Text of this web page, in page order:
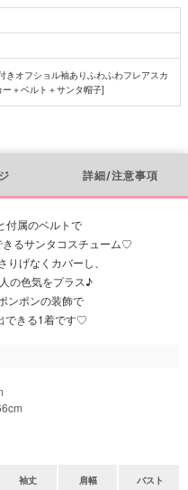
きオフショル袖ありふわふわフレアスカ
＋ベルト＋サンタ帽子]
詳細/注意事項
付属のベルトで
るサンタコスチューム♡
げなくカバーし、
の色気をプラス♪
ンポンの装飾で
できる1着です♡
袖丈 肩幅 バスト